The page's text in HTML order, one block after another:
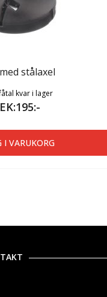
stålaxel
kvar i lager
I VARUKORG